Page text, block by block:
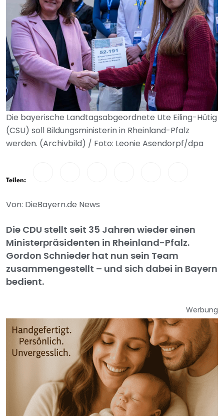
Die bayerische Landtagsabgeordnete Ute Eiling-Hütig
(CSU) soll Bildungsministerin in Rheinland-Pfalz
werden. (Archivbild) / Foto: Leonie Asendorpf/dpa
Teilen:
Von: DieBayern.de News
Die CDU stellt seit 35 Jahren wieder einen
Ministerpräsidenten in Rheinland-Pfalz.
Gordon Schnieder hat nun sein Team
zusammengestellt – und sich dabei in Bayern
bedient.
Werbung